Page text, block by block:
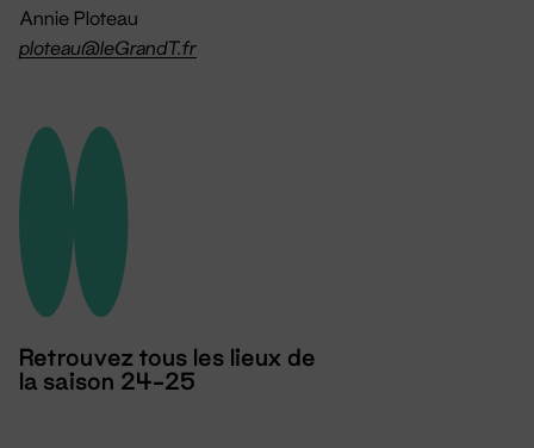
Annie Ploteau
ploteau@leGrandT.fr
Retrouvez tous les lieux de
la saison 24-25